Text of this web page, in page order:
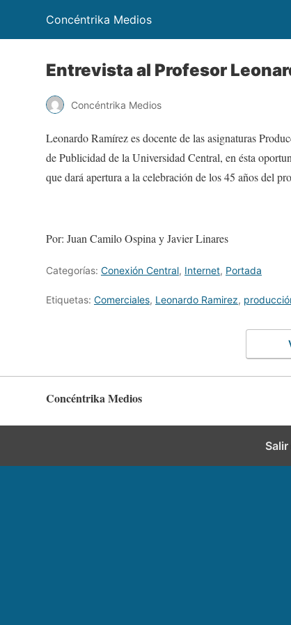
Concéntrika Medios
Entrevista al Profesor
Concéntrika Medios
Leonardo Ramírez es docente de las asignaturas
de Publicidad de la Universidad Central, en ésta
que dará apertura a la celebración de los 45 años del
Por: Juan Camilo Ospina y Javier Linares
Categorías: Conexión Central, Internet, Portada
Etiquetas: Comerciales, Leonardo Ramirez,
Concéntrika Medios